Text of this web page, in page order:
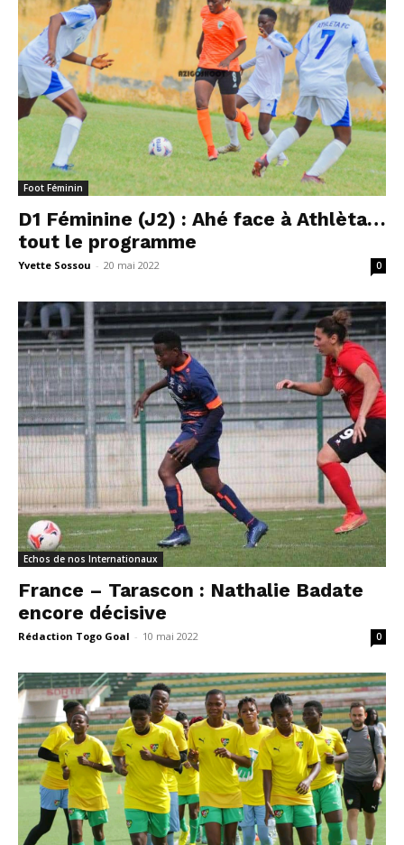
Foot Féminin
D1 Féminine (J2) : Ahé face à Athlèta…
tout le programme
Yvette Sossou - 20 mai 2022 0
Echos de nos Internationaux
France – Tarascon : Nathalie Badate
encore décisive
Rédaction Togo Goal - 10 mai 2022 0